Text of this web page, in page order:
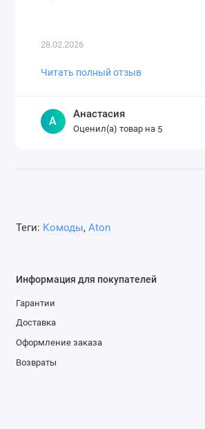
28.02.2026
Читать полный отзыв
А
Анастасия
Оценил(а) товар на 5
Теги: Комоды, Aton
Информация для покупателей
Гарантии
Доставка
Оформление заказа
Возвраты